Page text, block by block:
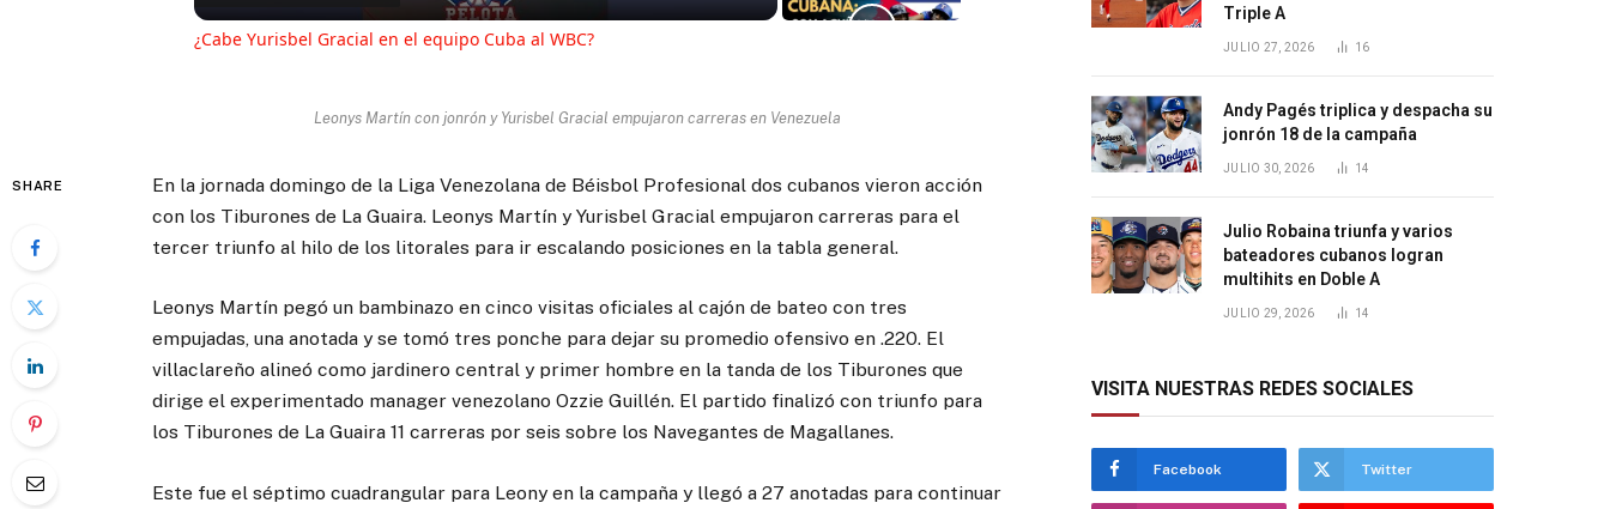
¿Cabe Yurisbel Gracial en el equipo Cuba al WBC?
Leonys Martín con jonrón y Yurisbel Gracial empujaron carreras en Venezuela
SHARE
En la jornada domingo de la Liga Venezolana de Béisbol Profesional dos cubanos vieron acción
con los Tiburones de La Guaira. Leonys Martín y Yurisbel Gracial empujaron carreras para el
tercer triunfo al hilo de los litorales para ir escalando posiciones en la tabla general.
Leonys Martín pegó un bambinazo en cinco visitas oficiales al cajón de bateo con tres
empujadas, una anotada y se tomó tres ponche para dejar su promedio ofensivo en .220. El
villaclareño alineó como jardinero central y primer hombre en la tanda de los Tiburones que
dirige el experimentado manager venezolano Ozzie Guillén. El partido finalizó con triunfo para
los Tiburones de La Guaira 11 carreras por seis sobre los Navegantes de Magallanes.
Este fue el séptimo cuadrangular para Leony en la campaña y llegó a 27 anotadas para continuar
Triple A
JULIO 27, 2026 16
Andy Pagés triplica y despacha su
jonrón 18 de la campaña
JULIO 30, 2026 14
Julio Robaina triunfa y varios
bateadores cubanos logran
multihits en Doble A
JULIO 29, 2026 14
VISITA NUESTRAS REDES SOCIALES
Facebook Twitter